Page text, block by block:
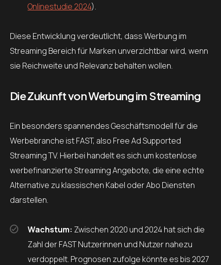
Onlinestudie 2024).
Diese Entwicklung verdeutlicht, dass Werbung im
Streaming Bereich für Marken unverzichtbar wird, wenn
sie Reichweite und Relevanz behalten wollen.
Die Zukunft von Werbung im Streaming
Ein besonders spannendes Geschäftsmodell für die
Werbebranche ist FAST, also Free Ad Supported
Streaming TV. Hierbei handelt es sich um kostenlose
werbefinanzierte Streaming Angebote, die eine echte
Alternative zu klassischen Kabel oder Abo Diensten
darstellen.
Wachstum: Zwischen 2020 und 2024 hat sich die
Zahl der FAST Nutzerinnen und Nutzer nahezu
verdoppelt. Prognosen zufolge könnte es bis 2027